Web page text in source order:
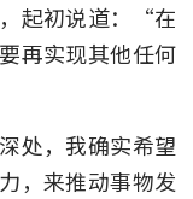
起初说道：“在
再实现其他任何
处，我确实希望
，来推动事物发